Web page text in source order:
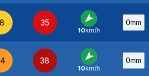
35
NE -
10km/h
0mm
38
NE -
10km/h
0mm